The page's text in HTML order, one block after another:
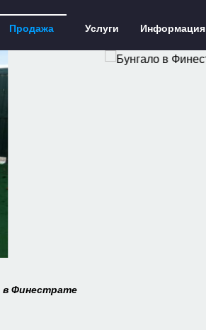
Продажа Услуги Информация
в Финестрате